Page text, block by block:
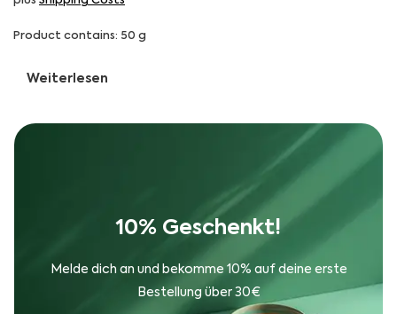
Product contains: 50 g
Weiterlesen
10% Geschenkt!
Melde dich an und bekomme 10% auf deine erste
Bestellung über 30€